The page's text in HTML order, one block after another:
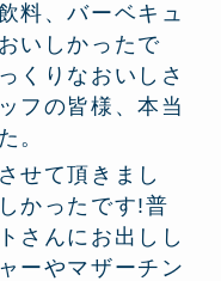
料、バーベキュ
いしかったで
くりなおいしさ
フの皆様、本当
。
せて頂きまし
かったです!普
さんにお出しし
ーやマザーチン